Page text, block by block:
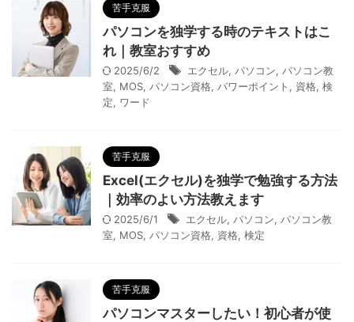
苦手克服
パソコンを独学する時のテキストはこ
れ｜教室おすすめ
2025/6/2 エクセル, パソコン, パソコン教
室, MOS, パソコン資格, パワーポイント , 資格, 検
定, ワード
苦手克服
Excel(エクセル)を独学で勉強する方法
｜効率のよい方法教えます
2025/6/1 エクセル, パソコン, パソコン教
室, MOS, パソコン資格, 資格, 検定
苦手克服
パソコンマスターしたい！初心者が使